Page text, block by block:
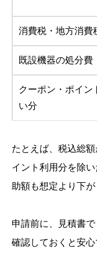
消費税・地方消費
既設機器の処分費
クーポン・ポイン
い分
たとえば、税込総
イント利用分を除
助額も想定より下が
申請前に、見積書
確認しておくと安心